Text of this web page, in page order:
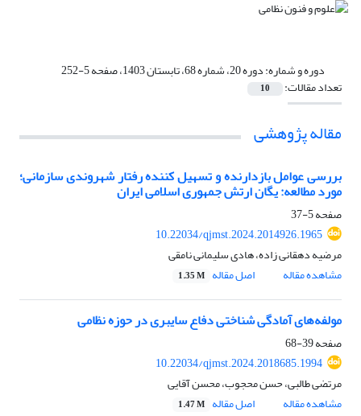
دوره و شماره:دوره 20، شماره 68، تابستان 1403، صفحه 5-252
تعداد مقالات: 10
مقاله پژوهشی
بررسی عوامل بازدارنده و تسهیل کننده رفتار شهروندی سازمانی؛
مورد مطالعه: یگان ارتش جمهوری اسلامی ایران
صفحه5-37
10.22034/qjmst.2024.2014926.1965
مرضیه دهقانی زاده، هادی سلیمانی نامقی
مشاهده مقاله
اصل مقاله 1.35 M
مولفه‌های آمادگی شناختی دفاع سایبری در حوزه نظامی
صفحه39-68
10.22034/qjmst.2024.2018685.1994
مرتضی طالبی، حسن محجوب، محسن آقایی
مشاهده مقاله
اصل مقاله 1.47 M